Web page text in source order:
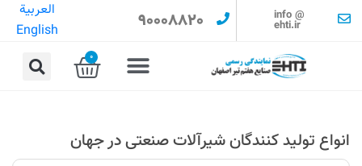
info @
ehti.ir
90008820
العربية
English
0
انواع تولید کنندگان شیرآلات صنعتی در جهان